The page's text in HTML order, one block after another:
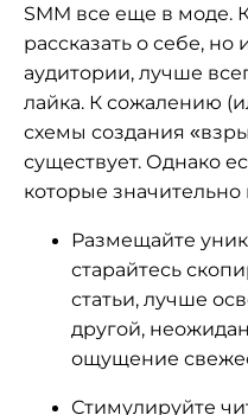
SMM все еще в моде.
рассказать о себе, но
аудитории, лучше
лайка. К сожалению
схемы создания
существует. Однако
которые значительно
Размещайте
старайтесь
статьи, лучше
другой,
ощущение
Стимулируйте